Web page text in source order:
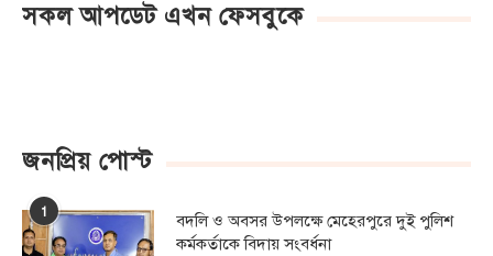
সকল আপডেট এখন ফেসবুকে
জনপ্রিয় পোস্ট
1
বদলি ও অবসর উপলক্ষে মেহেরপুরে দুই পুলিশ
কর্মকর্তাকে বিদায় সংবর্ধনা